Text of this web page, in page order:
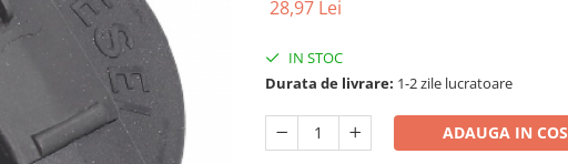
28,97 Lei
IN STOC
Durata de livrare: 1-2 zile lucratoare
ADAUGA IN COS